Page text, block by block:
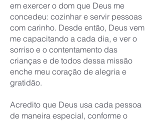
em exercer o dom que Deus me
concedeu: cozinhar e servir pessoas
com carinho. Desde então, Deus vem
me capacitando a cada dia, e ver o
sorriso e o contentamento das
crianças e de todos dessa missão
enche meu coração de alegria e
gratidão.
Acredito que Deus usa cada pessoa
de maneira especial, conforme o